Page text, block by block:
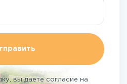
вы даете согласие на